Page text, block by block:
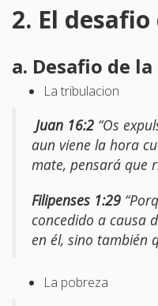
2. El
a. Desafio de
La tribulacion
Juan 16:2 “Os
aun viene la hora
mate, pensará que
Filipenses 1:29
concedido a causa
en él, sino también
La pobreza